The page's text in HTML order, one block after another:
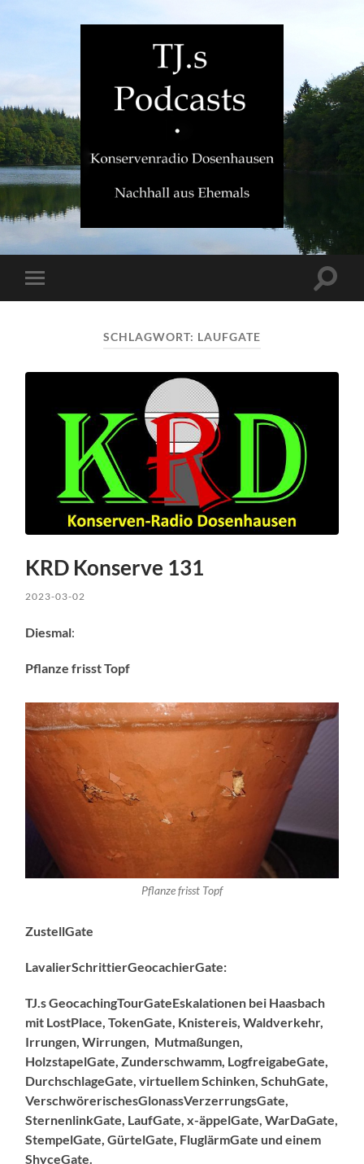
TJ.s
Mobile-
Menü
SCHLAGWORT: LAUFGATE
KRD Konserve 131
2023-03-02
Diesmal:
Pflanze frisst Topf
Pflanze frisst Topf
ZustellGate
LavalierSchrittierGeocachierGate:
TJ.s GeocachingTourGateEskalationen bei Haasbach
mit LostPlace, TokenGate, Knistereis, Waldverkehr,
Irrungen, Wirrungen, Mutmaßungen,
HolzstapelGate, Zunderschwamm, LogfreigabeGate,
DurchschlageGate, virtuellem Schinken, SchuhGate,
VerschwörerischesGlonassVerzerrungsGate,
SternenlinkGate, LaufGate, x-äppelGate, WarDaGate,
StempelGate, GürtelGate, FluglärmGate und einem
ShyceGate.